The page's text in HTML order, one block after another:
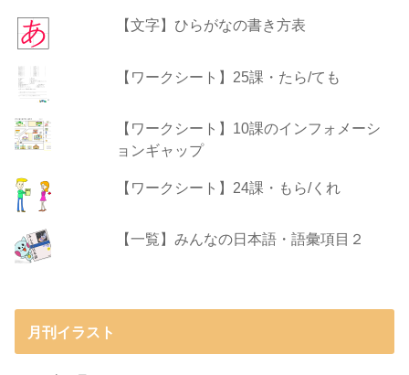
【文字】ひらがなの書き方表
【ワークシート】25課・たら/ても
【ワークシート】10課のインフォメーシ
ョンギャップ
【ワークシート】24課・もら/くれ
【一覧】みんなの日本語・語彙項目２
月刊イラスト